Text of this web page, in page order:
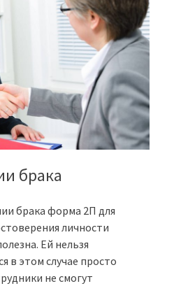
брака
брака форма 2П для
личности
Ей нельзя
в этом случае просто
не смогут